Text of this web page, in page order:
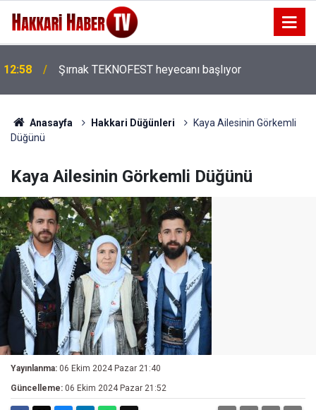
12:53
takdir topladı
Anasayfa Hakkari Düğünleri
Kaya Ailesinin Görkemli
Düğünü
Kaya Ailesinin Görkemli Düğünü
Yayınlanma: 06 Ekim 2024 Pazar 21:40
Güncelleme: 06 Ekim 2024 Pazar 21:52